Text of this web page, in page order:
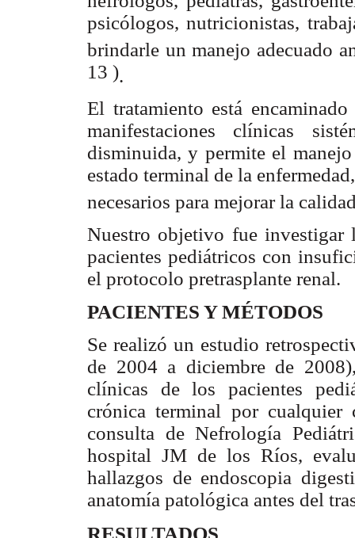
psicólogos, nutricionistas,
brindarle un manejo adecuado
13 ).
El tratamiento está
manifestaciones clínicas
disminuida, y permite el
estado terminal de la
necesarios para mejorar la
Nuestro objetivo fue investigar
pacientes pediátricos con
el protocolo pretrasplante renal.
PACIENTES Y MÉTODOS
Se realizó un estudio
de 2004 a diciembre de
clínicas de los pacientes
crónica terminal por cualquier
consulta de Nefrología
hospital JM de los Ríos,
hallazgos de endoscopia
anatomía patológica antes del
RESULTADOS